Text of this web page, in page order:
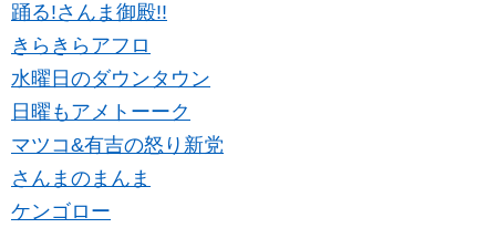
踊る!さんま御殿!!
きらきらアフロ
水曜日のダウンタウン
日曜もアメトーーク
マツコ&有吉の怒り新党
さんまのまんま
ケンゴロー